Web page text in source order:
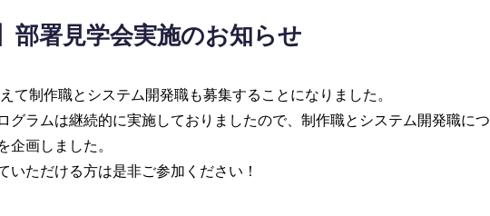
部署見学会実施のお知らせ
て制作職とシステム開発職も募集することになりました。
グラムは継続的に実施しておりましたので、制作職とシステム開発職につ
企画しました。
いただける方は是非ご参加ください！